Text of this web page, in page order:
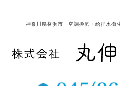
神奈川県横浜市 空調換気・給排水衛